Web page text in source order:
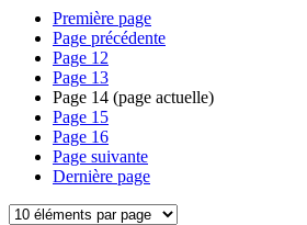
Première page
Page précédente
Page 12
Page 13
Page 14 (page actuelle)
Page 15
Page 16
Page suivante
Dernière page